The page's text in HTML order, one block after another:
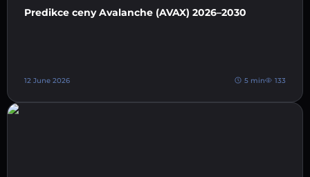
Predikce ceny Avalanche (AVAX) 2026–2030
12 June 2026 5 min 133